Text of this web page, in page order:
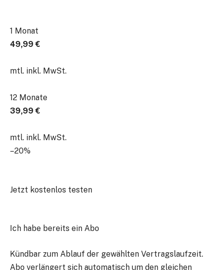
1 Monat
49,99 €
mtl. inkl. MwSt.
12 Monate
39,99 €
mtl. inkl. MwSt.
–20%
Jetzt kostenlos testen
Ich habe bereits ein Abo
Kündbar zum Ablauf der gewählten Vertragslaufzeit.
Abo verlängert sich automatisch um den gleichen